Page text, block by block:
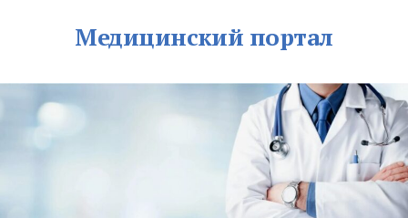
Медицинский портал